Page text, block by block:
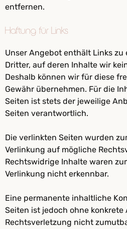
entfernen.
Haftung für Links
Unser Angebot enthält Links zu
Dritter, auf deren Inhalte wir
Deshalb können wir für diese
Gewähr übernehmen. Für die
Seiten ist stets der jeweilige
Seiten verantwortlich.
Die verlinkten Seiten wurden
Verlinkung auf mögliche
Rechtswidrige Inhalte waren
Verlinkung nicht erkennbar.
Eine permanente inhaltliche
Seiten ist jedoch ohne
Rechtsverletzung nicht